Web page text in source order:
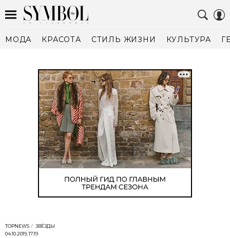
МОДА КРАСОТА СТИЛЬ ЖИЗНИ КУЛЬТУРА
TOPNEWS
ЗВЁЗДЫ
04.10.2019, 17:19